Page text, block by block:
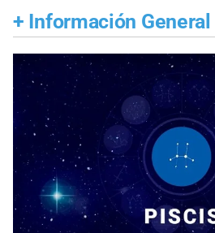
+ Información General